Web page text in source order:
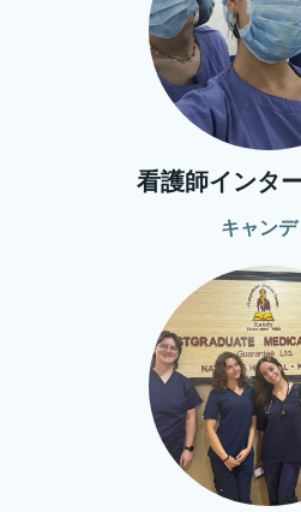
看護師インタ
キャンデ